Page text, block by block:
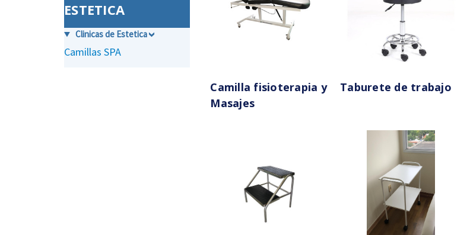
ESTETICA
Clinicas de Estetica
Camillas SPA
Camilla fisioterapia y
Masajes
Taburete de trabajo